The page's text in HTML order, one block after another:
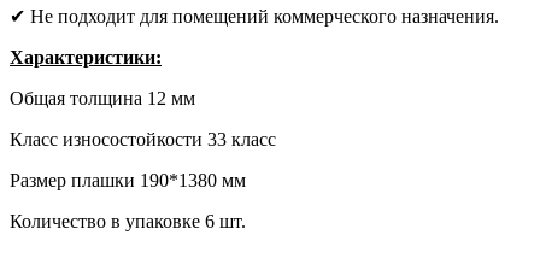
✔ Не подходит для помещений коммерческого назначения.
Характеристики:
Общая толщина 12 мм
Класс износостойкости 33 класс
Размер плашки 190*1380 мм
Количество в упаковке 6 шт.